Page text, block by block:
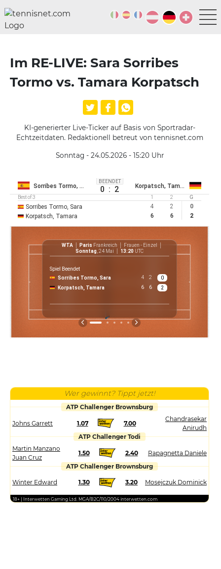
Im RE-LIVE: Sara Sorribes
Tormo vs. Tamara Korpatsch
KI-generierter Live-Ticker auf Basis von Sportradar-
Echtzeitdaten. Redaktionell betreut von tennisnet.com
Sonntag - 24.05.2026 - 15:20Uhr
Sorribes Tormo, Sara
BEENDET
0 : 2 Korpatsch, Tamara
Best of 3 1 2 G
Sorribes Tormo, Sara 4 2
0
Korpatsch, Tamara
6 6 2
WTA Paris Frankreich
Frauen - Einzel
Sonntag , 24 Mai 13:20 UTC
Spiel Beendet
Sorribes Tormo, Sara
4 2
0
Korpatsch, Tamara
6 6 2
Wer gewinnt? Tippt jetzt!
ATP Challenger Brownsburg
Johns Garrett 1.07 7.00
Chandrasekar
Anirudh
ATP Challenger Todi
Martin Manzano
Juan Cruz
1.50 2.40
Rapagnetta Daniele
ATP Challenger Brownsburg
Winter Edward 1.30 3.20 Mosejczuk Dominick
18+ | Interwetten Gaming Ltd. MGA/B2C/110/2004 interwetten.com